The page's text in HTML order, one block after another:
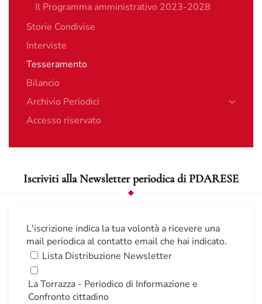
Il Programma amministrativo 2023-2028
Storie Condivise
Interviste
Tesseramento
Bilancio
Archivio Periodici
Accesso riservato
Iscriviti alla Newsletter periodica di PDARESE
L'iscrizione indica la tua volontà a ricevere una
mail periodica al contatto email che hai indicato.
Lista Distribuzione Newsletter
La Torrazza - Periodico di Informazione e
Confronto cittadino